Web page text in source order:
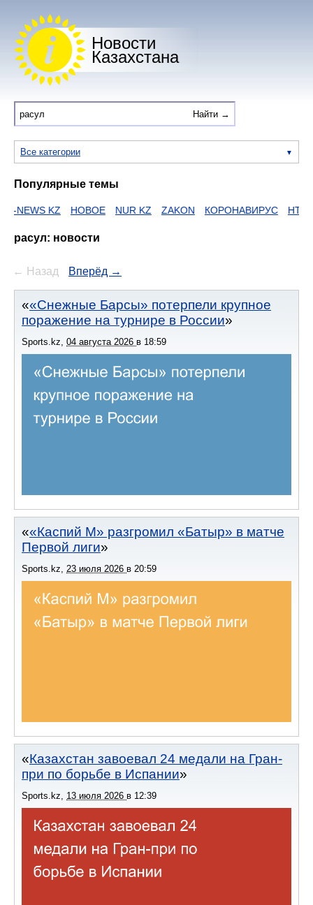
Новости
Казахстана
Все категории
Популярные темы
KZ НОВОЕ NUR KZ ZAKON КОРОНАВИРУС HTTPS
расул: новости
← Назад Вперёд →
«Снежные Барсы» потерпели крупное
поражение на турнире в России
Sports.kz, 04 августа 2026 в 18:59
«Каспий М» разгромил «Батыр» в матче
Первой лиги
Sports.kz 23 июля 2026 в 20:59
Казахстан завоевал 24 медали на Гран-
при по борьбе в Испании
Sports.kz 13 июля 2026 в 12:39